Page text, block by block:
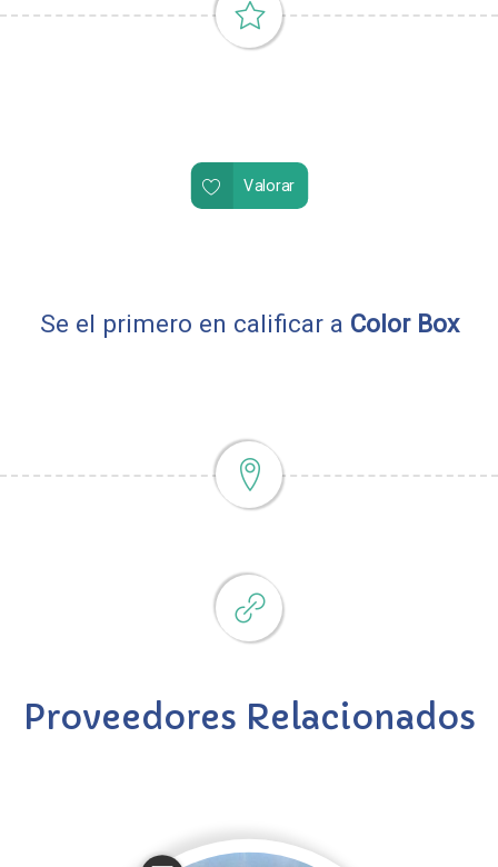
Valorar
Se el primero en calificar a Color Box
Proveedores Relacionados